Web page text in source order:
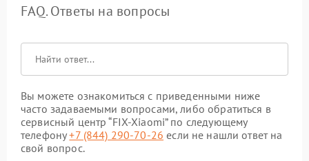
FAQ. Ответы на вопросы
Вы можете ознакомиться с приведенными ниже
часто задаваемыми вопросами, либо обратиться в
сервисный центр “FIX-Xiaomi” по следующему
телефону+7 (844) 290-70-26 если не нашли ответ на
свой вопрос.